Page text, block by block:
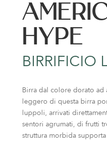
HYPE
BIRRIFICIO
Birra dal colore dorato ad
leggero di questa birra
luppoli, arrivati
sentori agrumati, di frutti
struttura morbida